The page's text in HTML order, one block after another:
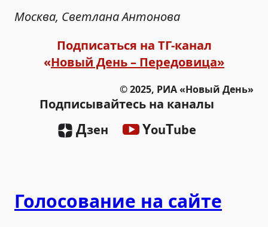
Москва, Светлана Антонова
Подписаться на ТГ-канал
«Новый День – Передовица»
© 2025, РИА «Новый День»
Подписывайтесь на каналы
Дзен YouTube
Голосование на сайте